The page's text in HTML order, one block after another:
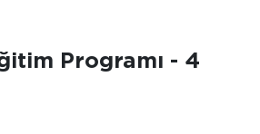
Programı - 4